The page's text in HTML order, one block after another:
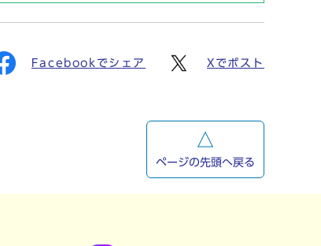
Facebookでシェア Xでポスト
ページの先頭へ戻る